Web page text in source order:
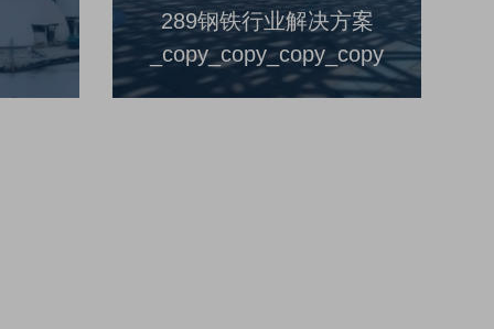
289钢铁行业解决方案
_copy_copy_copy_copy